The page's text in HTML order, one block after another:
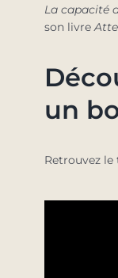
La capacité
son livre
un
Retrouvez